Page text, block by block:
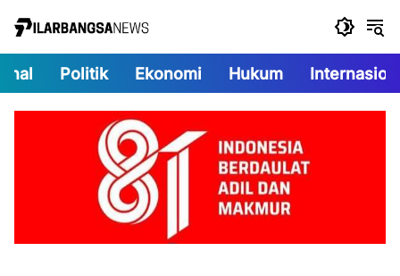
Politik Ekonomi Hukum